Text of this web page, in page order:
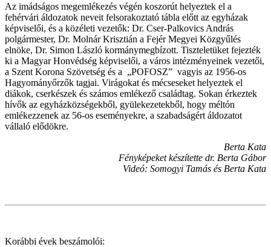
Az imádságos megemlékezés végén koszorút helyeztek el a
fehérvári áldozatok neveit felsorakoztató tábla előtt az egyházak
képviselői, és a közéleti vezetők: Dr. Cser-Palkovics András
polgármester, Dr. Molnár Krisztián a Fejér Megyei Közgyűlés
elnöke, Dr. Simon László kormánymegbízott. Tiszteletüket fejezték
ki a Magyar Honvédség képviselői, a város intézményeinek vezetői,
a Szent Korona Szövetség és a „POFOSZ” vagyis az 1956-os
Hagyományőrzők tagjai. Virágokat és mécseseket helyeztek el
diákok, cserkészek és számos emlékező családtag. Sokan érkeztek
hívők az egyházközségekből, gyülekezetekből, hogy méltón
emlékezzenek az 56-os eseményekre, a szabadságért áldozatot
vállaló elődökre.
Berta Kata
Fényképeket készítette dr. Berta Gábor
Videó: Somogyi Tamás és Berta Kata
Korábbi évek beszámolói: